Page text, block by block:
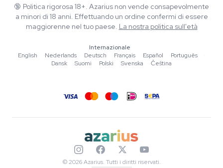
FAQ
Informativa sulla privacy
Blog
Musica
Linee guida editoriali
Strumenti e Calcolatori
🔞 Politica rigorosa 18+. Azarius non vende consapevolmente
a minori di 18 anni. Effettuando un ordine confermi di essere
maggiorenne nel tuo paese. La nostra politica sull'età
Internazionale
English
·Nederlands ·Deutsch ·Français ·Español ·Português
·
Dansk
·Suomi ·Polski ·Svenska ·Čeština
© 2026 Azarius. Tutti i diritti riservati.